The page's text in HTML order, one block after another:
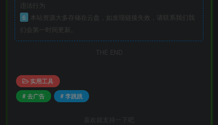
违法行为
6
本站资源大多存储在云盘，如发现链接失效，请联系我们我
们会第一时间更新。
THE END
实用工具
# 去广告
# 李跳跳
喜欢就支持一下吧